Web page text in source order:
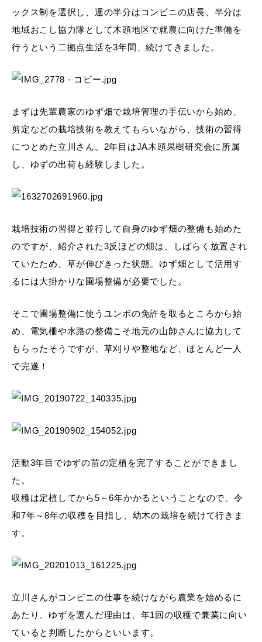
ックス制を選択し、週の半分はコンビニの店長、半分は
地域おこし協力隊として木頭地区で就農に向けた準備を
行うという二拠点生活を3年間、続けてきました。
まずは先輩農家のゆず畑で栽培管理の手伝いから始め、
剪定などの栽培技術を教えてもらいながら、技術の習得
につとめた立川さん。2年目はJA木頭果樹研究会に所属
し、ゆずの出荷も経験しました。
栽培技術の習得と並行して自身のゆず畑の整備も始めた
のですが、紹介された3反ほどの畑は、しばらく放置され
ていたため、草が伸びきった状態。ゆず畑として活用す
るには大掛かりな圃場整備が必要でした。
そこで圃場整備に使うユンボの免許を取るところから始
め、電気柵や水路の整備こそ地元の山師さんに協力して
もらったそうですが、草刈りや整地など、ほとんど一人
で完遂！
活動3年目でゆずの苗の定植を完了することができまし
た。
収穫は定植してから5～6年かかるということなので、令
和7年～8年の収穫を目指し、幼木の栽培を続けて行きま
す。
立川さんがコンビニの仕事を続けながら農業を始めるに
あたり、ゆずを選んだ理由は、年1回の収穫で兼業に向い
ていると判断したからといいます。